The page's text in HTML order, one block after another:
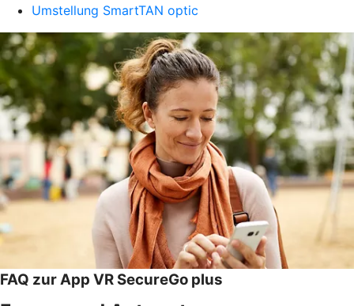
Umstellung SmartTAN optic
FAQ zur App VR SecureGo plus